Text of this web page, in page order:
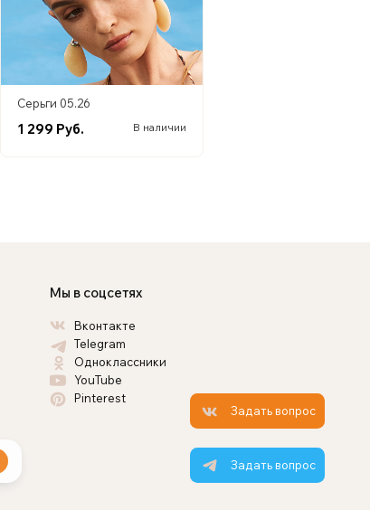
Серьги 05.26
1 299 Руб. В наличии
Мы в соцсетях
Вконтакте
Telegram
Одноклассники
YouTube
Pinterest
Задать вопрос
Задать вопрос